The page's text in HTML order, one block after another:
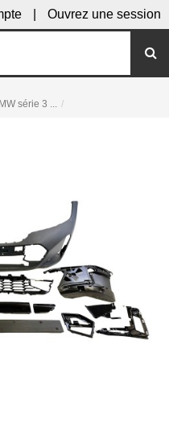
Ouvrez une session
série 3 ...